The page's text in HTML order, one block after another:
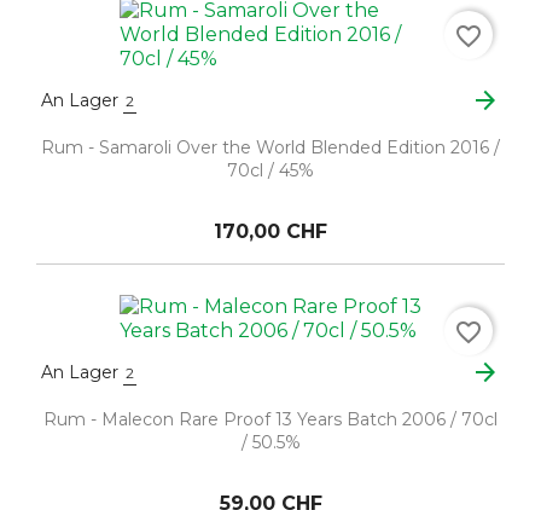
An Lager 2 arrow_forward
Rum - Samaroli Over the World Blended Edition 2016 /
70cl / 45%
170,00 CHF
favorite_border
An Lager 2 arrow_forward
Rum - Malecon Rare Proof 13 Years Batch 2006 / 70cl
/ 50.5%
59,00 CHF
favorite_border